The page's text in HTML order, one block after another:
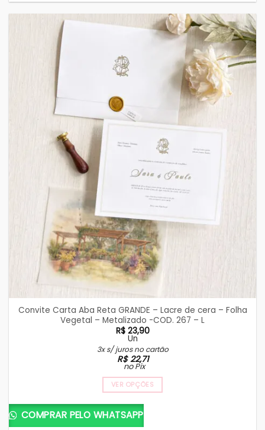
Convite Carta Aba Reta GRANDE – Lacre de cera – Folha
Vegetal – Metalizado -COD. 267 – L
R$23,90
Un
3x s/ juros no cartão
R$22,71
no Pix
VER OPÇÕES
COMPRAR PELO WHATSAPP